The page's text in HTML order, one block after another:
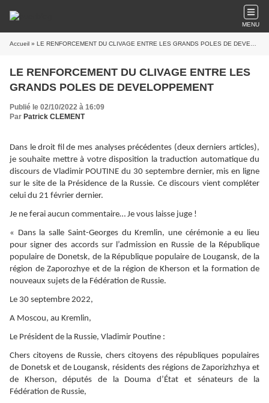
MENU
Accueil » LE RENFORCEMENT DU CLIVAGE ENTRE LES GRANDS POLES DE DEVELOPPEMENT
LE RENFORCEMENT DU CLIVAGE ENTRE LES
GRANDS POLES DE DEVELOPPEMENT
Publié le 02/10/2022 à 16:09
Par Patrick CLEMENT
Dans le droit fil de mes analyses précédentes (deux derniers articles),
je souhaite mettre à votre disposition la traduction automatique du
discours de Vladimir POUTINE du 30 septembre dernier, mis en ligne
sur le site de la Présidence de la Russie. Ce discours vient compléter
celui du 21 février dernier.
Je ne ferai aucun commentaire… Je vous laisse juge !
« Dans la salle Saint-Georges du Kremlin, une cérémonie a eu lieu
pour signer des accords sur l’admission en Russie de la République
populaire de Donetsk, de la République populaire de Lougansk, de la
région de Zaporozhye et de la région de Kherson et la formation de
nouveaux sujets de la Fédération de Russie.
Le 30 septembre 2022,
A Moscou, au Kremlin,
Le Président de la Russie, Vladimir Poutine :
Chers citoyens de Russie, chers citoyens des républiques populaires
de Donetsk et de Lougansk, résidents des régions de Zaporizhzhya et
de Kherson, députés de la Douma d’État et sénateurs de la
Fédération de Russie,